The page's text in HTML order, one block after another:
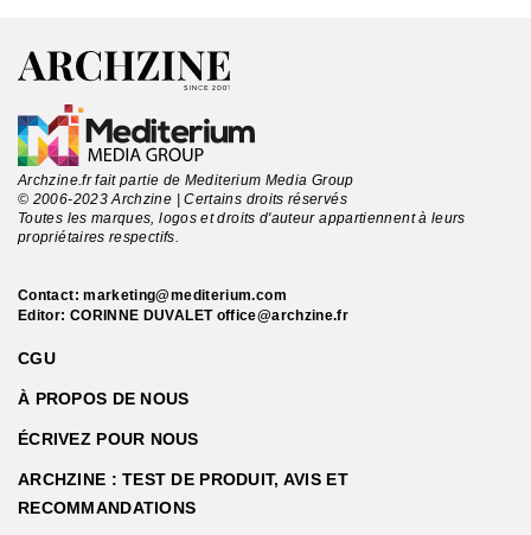
Archzine.fr fait partie de Mediterium Media Group
© 2006-2023 Archzine | Certains droits réservés
Toutes les marques, logos et droits d'auteur appartiennent à leurs
propriétaires respectifs.
Contact:marketing@mediterium.com
Editor: CORINNE DUVALET office@archzine.fr
CGU
À PROPOS DE NOUS
ÉCRIVEZ POUR NOUS
ARCHZINE : TEST DE PRODUIT, AVIS ET
RECOMMANDATIONS